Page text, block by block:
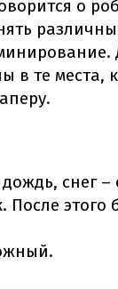
о
в те места,
снег –
После